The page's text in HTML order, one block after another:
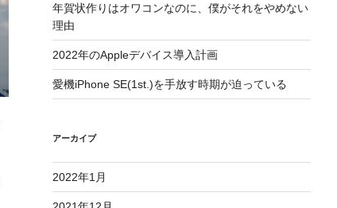
年賀状作りはオワコンなのに、僕がそれをやめない
理由
2022年のAppleデバイス導入計画
愛機iPhone SE(1st.)を手放す時期が迫っている
アーカイブ
2022年1月